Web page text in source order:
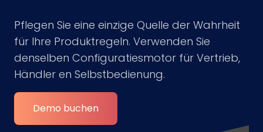
Pflegen Sie eine einzige Quelle der Wahrheit
für Ihre Produktregeln. Verwenden Sie
denselben Configuratiesmotor für Vertrieb,
Händler en Selbstbedienung.
Demo buchen